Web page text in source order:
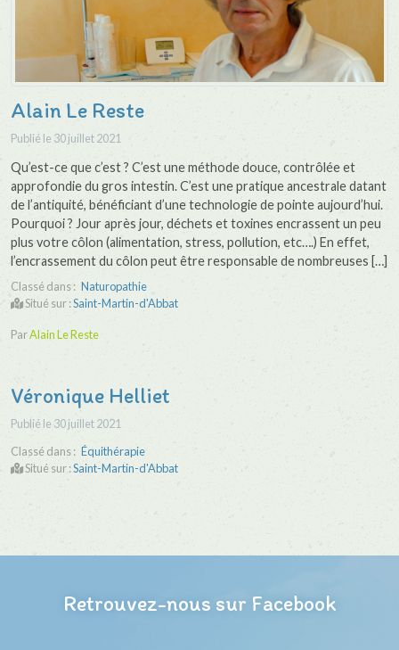
Alain Le Reste
Publié le 30 juillet 2021
Qu’est-ce que c’est ? C’est une méthode douce, contrôlée et
approfondie du gros intestin. C’est une pratique ancestrale datant
de l’antiquité, bénéficiant d’une technologie de pointe aujourd’hui.
Pourquoi ? Jour après jour, déchets et toxines encrassent un peu
plus votre côlon (alimentation, stress, pollution, etc….) En effet,
l’encrassement du côlon peut être responsable de nombreuses […]
Classé dans : Naturopathie
Situé sur :Saint-Martin-d'Abbat
ParAlain Le Reste
Véronique Helliet
Publié le 30 juillet 2021
Classé dans : Équithérapie
Situé sur :Saint-Martin-d'Abbat
Retrouvez-nous sur Facebook